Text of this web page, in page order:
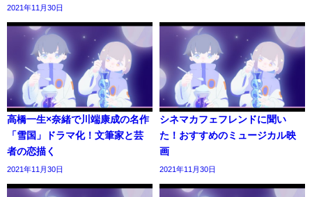
2021年11月30日
高橋一生×奈緒で川端康成の名作
「雪国」ドラマ化！文筆家と芸
者の恋描く
2021年11月30日
シネマカフェフレンドに聞い
た！おすすめのミュージカル映
画
2021年11月30日